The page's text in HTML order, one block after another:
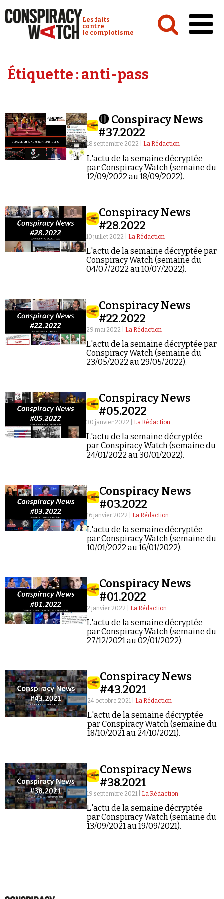
Conspiracy Watch :
Les faits
contre
le complotisme
Analyses
Vidéos
Émissions
Revues de presse
Newsletter
Se connecter
Étiquette :anti-pass
🔴 Conspiracy News
#37.2022
18 septembre 2022 | La Rédaction
L'actu de la semaine décryptée
par Conspiracy Watch (semaine du
12/09/2022 au 18/09/2022).
Conspiracy News
#28.2022
10 juillet 2022 | La Rédaction
L'actu de la semaine décryptée par
Conspiracy Watch (semaine du
04/07/2022 au 10/07/2022).
Conspiracy News
#22.2022
29 mai 2022 | La Rédaction
L'actu de la semaine décryptée par
Conspiracy Watch (semaine du
23/05/2022 au 29/05/2022).
Conspiracy News
#05.2022
30 janvier 2022 | La Rédaction
L'actu de la semaine décryptée
par Conspiracy Watch (semaine du
24/01/2022 au 30/01/2022).
Conspiracy News
#03.2022
16 janvier 2022 | La Rédaction
L'actu de la semaine décryptée
par Conspiracy Watch (semaine du
10/01/2022 au 16/01/2022).
Conspiracy News
#01.2022
2 janvier 2022 | La Rédaction
L'actu de la semaine décryptée
par Conspiracy Watch (semaine du
27/12/2021 au 02/01/2022).
Conspiracy News
#43.2021
24 octobre 2021 | La Rédaction
L'actu de la semaine décryptée
par Conspiracy Watch (semaine du
18/10/2021 au 24/10/2021).
Conspiracy News
#38.2021
19 septembre 2021 | La Rédaction
L'actu de la semaine décryptée
par Conspiracy Watch (semaine du
13/09/2021 au 19/09/2021).